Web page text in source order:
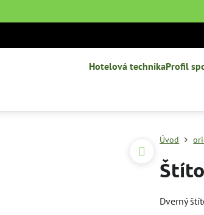
˙
Hotelová technikaProfil
Úvod
Dverný